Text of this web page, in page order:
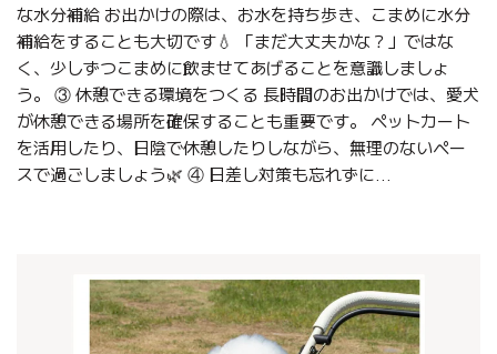
な水分補給 お出かけの際は、お水を持ち歩き、こまめに水分
補給をすることも大切です💧 「まだ大丈夫かな？」ではな
く、少しずつこまめに飲ませてあげることを意識しましょ
う。 ③ 休憩できる環境をつくる 長時間のお出かけでは、愛犬
が休憩できる場所を確保することも重要です。 ペットカート
を活用したり、日陰で休憩したりしながら、無理のないペー
スで過ごしましょう🌿 ④ 日差し対策も忘れずに...